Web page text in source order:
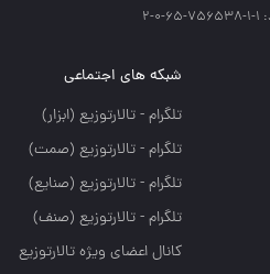
شبکه های اجتماعی
تلگرام - تالارتوزيع (ابزار)
تلگرام - تالارتوزيع (صمت)
تلگرام - تالارتوزيع (صنايع)
تلگرام - تالارتوزیع (صنف)
کانال اعضای ویژه تالارتوزیع